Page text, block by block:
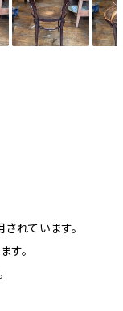
れています。
す。